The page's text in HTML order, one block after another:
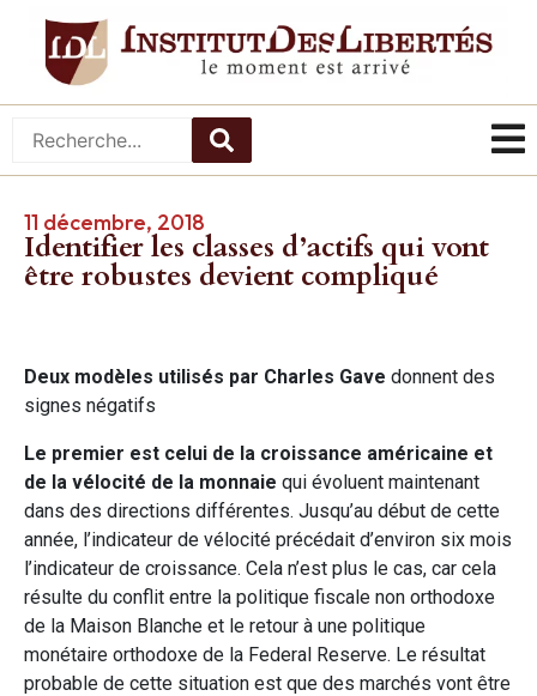
11 décembre, 2018
Identifier les classes d’actifs qui vont
être robustes devient compliqué
Deux modèles utilisés par Charles Gave donnent des
signes négatifs
Le premier est celui de la croissance américaine et
de la vélocité de la monnaie qui évoluent maintenant
dans des directions différentes. Jusqu’au début de cette
année, l’indicateur de vélocité précédait d’environ six mois
l’indicateur de croissance. Cela n’est plus le cas, car cela
résulte du conflit entre la politique fiscale non orthodoxe
de la Maison Blanche et le retour à une politique
monétaire orthodoxe de la Federal Reserve. Le résultat
probable de cette situation est que des marchés vont être